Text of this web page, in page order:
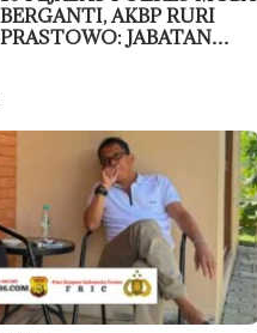
BERGANTI, AKBP RURI
PRASTOWO: JABATAN…